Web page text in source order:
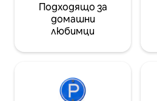
Подходящо за
домашни
любимци